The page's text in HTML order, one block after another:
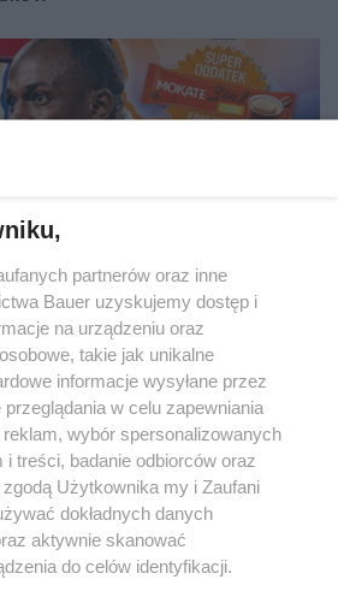
"To&Owo TV Bravo
kultowego pisma
partnerów oraz inne
Bauer uzyskujemy dostęp i
na urządzeniu oraz
takie jak unikalne
informacje wysyłane przez
w celu zapewniania
wybór spersonalizowanych
treści, badanie odbiorców oraz
zgodą Użytkownika my i Zaufani
dokładnych danych
aktywnie skanować
do celów identyfikacji.